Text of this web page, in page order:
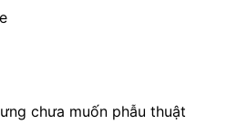
chưa muốn phẫu thuật